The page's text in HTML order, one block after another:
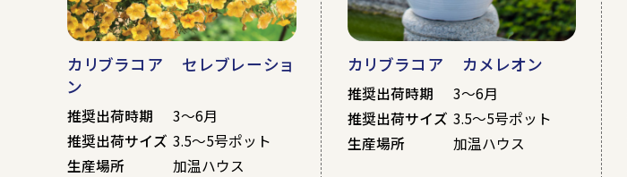
カリブラコア セレブレーショ
ン
推奨出荷時期
3～6月
推奨出荷サイズ 3.5～5号ポット
生産場所
加温ハウス
カリブラコア カメレオン
推奨出荷時期
3～6月
推奨出荷サイズ 3.5～5号ポット
生産場所
加温ハウス